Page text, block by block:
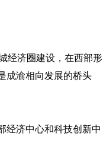
经济圈建设，在西部形
成渝相向发展的桥头
经济中心和科技创新中